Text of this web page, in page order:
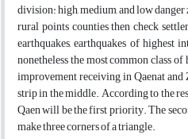
division: high, medium, and low
rural points counties then check
earthquakes, earthquakes of highest
nonetheless the most common class
improvement receiving in Qaenat
strip in the middle. According to the
Qaen will be the first priority. The
make three corners of a triangle.